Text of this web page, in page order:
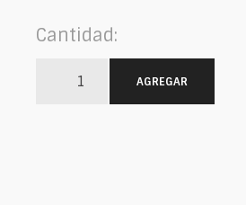
Cantidad:
AGREGAR